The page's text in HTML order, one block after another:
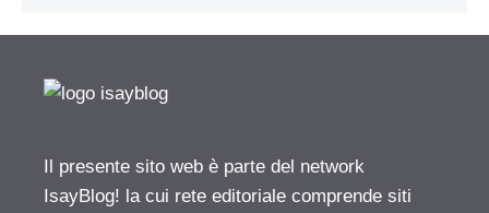
Il presente sito web è parte del network
IsayBlog! la cui rete editoriale comprende siti